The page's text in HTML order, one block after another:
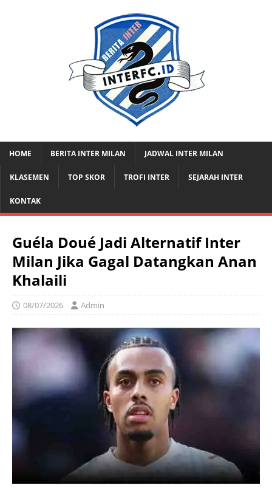
HOME BERITA INTER MILAN JADWAL INTER MILAN
KLASEMEN TOP SKOR TROFI INTER SEJARAH INTER
KONTAK
Guéla Doué Jadi Alternatif Inter
Milan Jika Gagal Datangkan Anan
Khalaili
08/07/2026 Admin